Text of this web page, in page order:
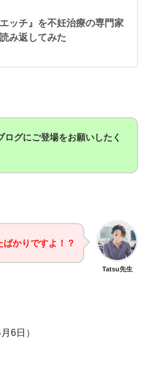
エッチ』を不妊治療の専門家
み返してみた
ログにご登場をお願いしたく
Tatsu先生
かりですよ！？
6日）